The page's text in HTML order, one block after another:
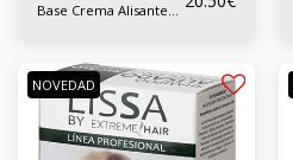
Base Crema Alisante
NOVEDAD